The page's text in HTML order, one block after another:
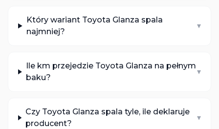
Który wariant Toyota Glanza spala
najmniej?
▾
Ile km przejedzie Toyota Glanza na pełnym
baku?
▾
Czy Toyota Glanza spala tyle, ile deklaruje
producent?
▾